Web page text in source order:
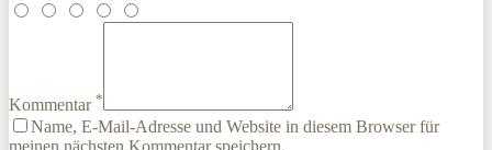
Kommentar *
Name, E-Mail-Adresse und Website in diesem Browser für
meinen nächsten Kommentar speichern.